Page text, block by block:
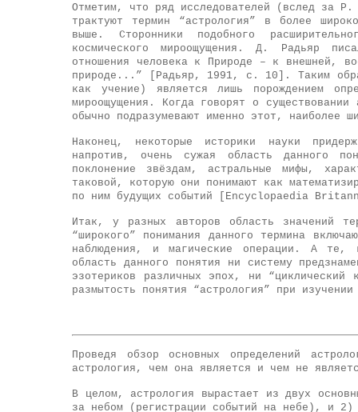
Отметим, что ряд исследователей (вслед
трактуют термин “астрология” в более
выше. Сторонники подобного
космического мироощущения. Д. Радьяр
отношения человека к Природе – к внешней,
природе...” [Радьяр, 1991, с. 10]. Таким
как учение) является лишь порождением
мироощущения. Когда говорят о
обычно подразумевают именно этот, наиболее
Наконец, некоторые историки науки
напротив, очень сужая область данного
поклонение звёздам, астральные мифы,
таковой, которую они понимают как
по ним будущих событий [Encyclopaedia
Итак, у разных авторов область значений
“широкого” понимания данного термина
наблюдения, и магические операции. А те,
область данного понятия ни систему
эзотериков различных эпох, ни “циклический
размытость понятия “астрология” при
Проведя обзор основных определений
астрология, чем она является и чем не
В целом, астрология вырастает из двух
за небом (регистрации событий на небе), и 2)